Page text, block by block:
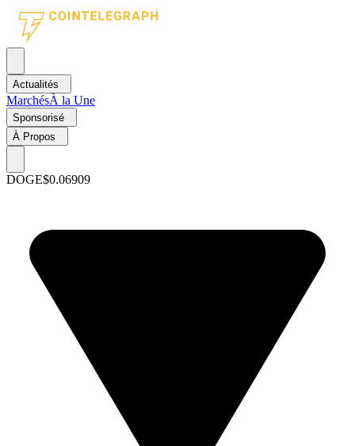
Actualités
MarchésÀ la Une
Sponsorisé
À Propos
DOGE$0.06909